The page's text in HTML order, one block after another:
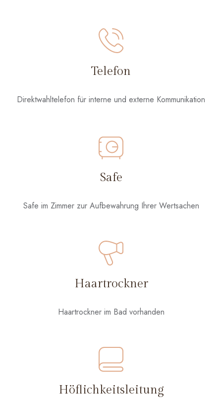
Telefon
Direktwahltelefon für interne und externe Kommunikation
Safe
Safe im Zimmer zur Aufbewahrung Ihrer Wertsachen
Haartrockner
Haartrockner im Bad vorhanden
Höflichkeitsleitung